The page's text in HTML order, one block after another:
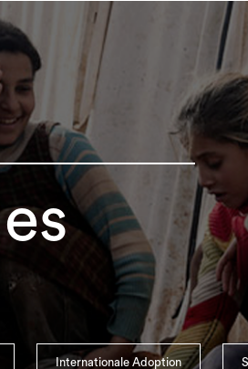
Internationale Adoption